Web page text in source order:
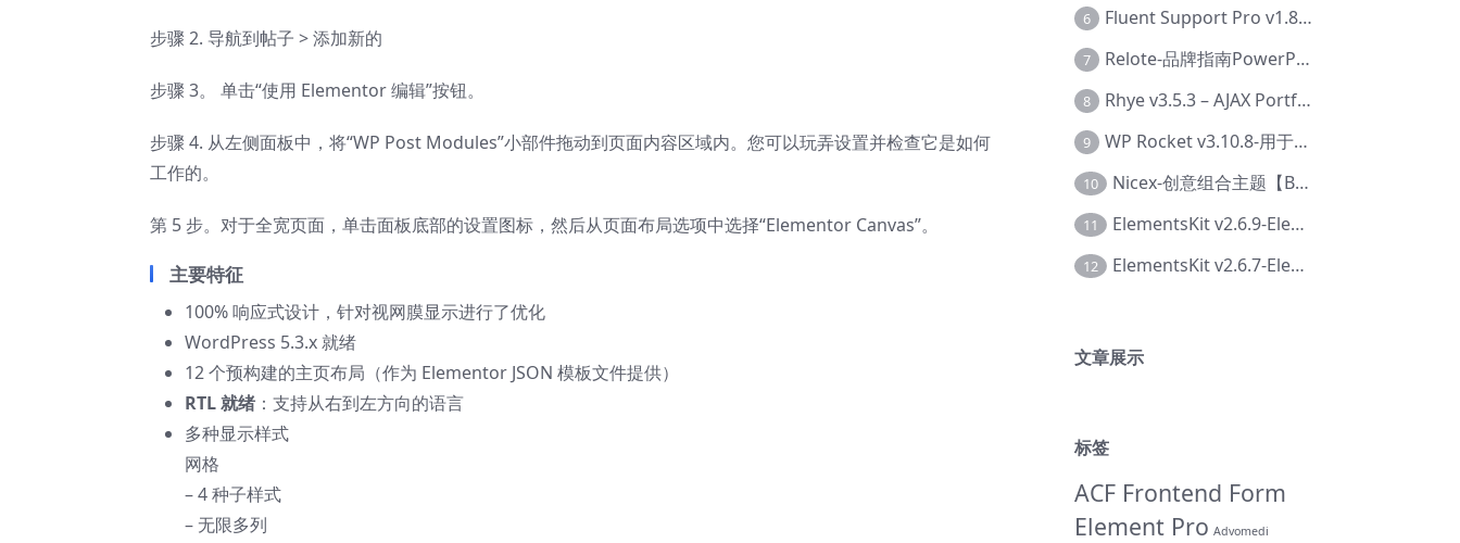
步骤 2. 导航到帖子 > 添加新的
步骤 3。 单击“使用 Elementor 编辑”按钮。
步骤 4. 从左侧面板中，将“WP Post Modules”小部件拖动到页面内容区域内。您可以玩弄设置并检查它是如何
工作的。
第 5 步。对于全宽页面，单击面板底部的设置图标，然后从页面布局选项中选择“Elementor Canvas”。
主要特征
100% 响应式设计，针对视网膜显示进行了优化
WordPress 5.3.x 就绪
12 个预构建的主页布局（作为 Elementor JSON 模板文件提供）
RTL 就绪 ：支持从右到左方向的语言
多种显示样式
网格
– 4 种子样式
– 无限多列
6 Fluent Support Pro v1.8.1 – WordPress 支持票务系统【Cc-0041】
7 Relote-品牌指南PowerPoint模板【Dc-0076】
8 Rhye v3.5.3 – AJAX Portfolio WordPress 主题【Bi-0049】
9 WP Rocket v3.10.8-用于wordpress速度优化的缓存加速插件【Cd-0019】
10 Nicex-创意组合主题【Be-0092】
11 ElementsKit v2.6.9-Elementor插件【Ab-0161】
12 ElementsKit v2.6.7-Elementor插件【Ab-0162】
文章展示
标签
ACF Frontend Form
Element Pro Advomedi